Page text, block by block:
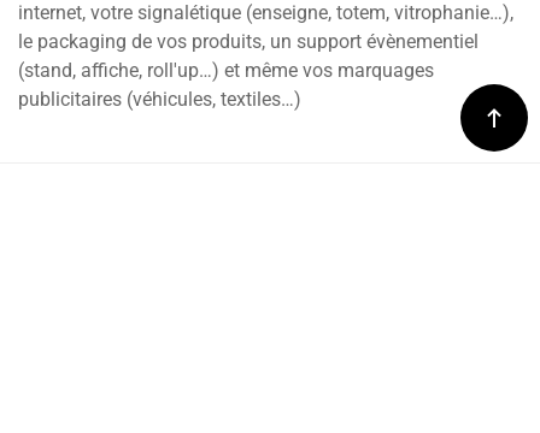
internet, votre signalétique (enseigne, totem, vitrophanie…),
le packaging de vos produits, un support évènementiel
(stand, affiche, roll'up…) et même vos marquages
publicitaires (véhicules, textiles…)